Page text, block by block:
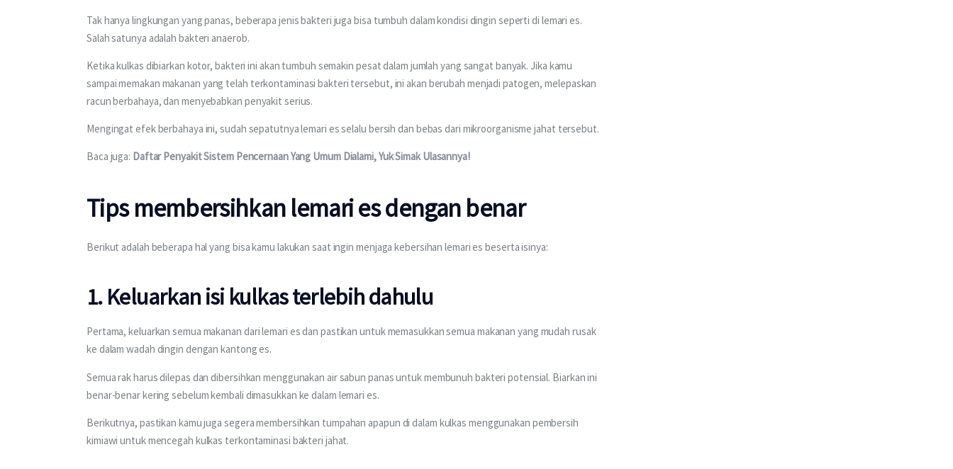
Tak hanya lingkungan yang panas, beberapa jenis bakteri juga bisa tumbuh dalam kondisi dingin seperti di lemari es.
Salah satunya adalah bakteri anaerob.
Ketika kulkas dibiarkan kotor, bakteri ini akan tumbuh semakin pesat dalam jumlah yang sangat banyak. Jika kamu
sampai memakan makanan yang telah terkontaminasi bakteri tersebut, ini akan berubah menjadi patogen, melepaskan
racun berbahaya, dan menyebabkan penyakit serius.
Mengingat efek berbahaya ini, sudah sepatutnya lemari es selalu bersih dan bebas dari mikroorganisme jahat tersebut.
Baca juga: Daftar Penyakit Sistem Pencernaan Yang Umum Dialami, Yuk Simak Ulasannya!
Tips membersihkan lemari es dengan benar
Berikut adalah beberapa hal yang bisa kamu lakukan saat ingin menjaga kebersihan lemari es beserta isinya:
1. Keluarkan isi kulkas terlebih dahulu
Pertama, keluarkan semua makanan dari lemari es dan pastikan untuk memasukkan semua makanan yang mudah rusak
ke dalam wadah dingin dengan kantong es.
Semua rak harus dilepas dan dibersihkan menggunakan air sabun panas untuk membunuh bakteri potensial. Biarkan ini
benar-benar kering sebelum kembali dimasukkan ke dalam lemari es.
Berikutnya, pastikan kamu juga segera membersihkan tumpahan apapun di dalam kulkas menggunakan pembersih
kimiawi untuk mencegah kulkas terkontaminasi bakteri jahat.